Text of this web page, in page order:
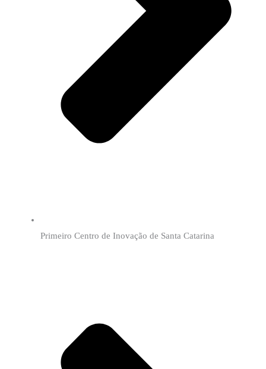
Primeiro Centro de Inovação de Santa Catarina